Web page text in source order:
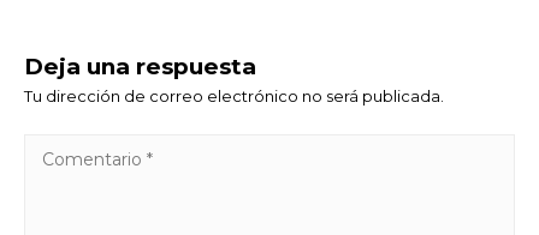
Deja una respuesta
Tu dirección de correo electrónico no será publicada.